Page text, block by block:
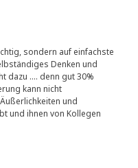
sondern auf einfachste
Denken und
dazu …. denn gut 30%
kann nicht
und
und ihnen von Kollegen